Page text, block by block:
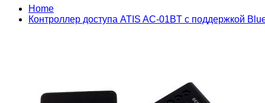
Home
Контроллер доступа ATIS AC-01BT с поддержкой